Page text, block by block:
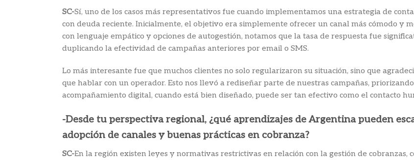
SC-Sí, uno de los casos más representativos fue cuando implementamos una estrategia de
con deuda reciente. Inicialmente, el objetivo era simplemente ofrecer un canal más cómodo y
con lenguaje empático y opciones de autogestión, notamos que la tasa de respuesta fue
duplicando la efectividad de campañas anteriores por email o SMS.
Lo más interesante fue que muchos clientes no solo regularizaron su situación, sino que
que hablar con un operador. Esto nos llevó a rediseñar parte de nuestras campañas,
acompañamiento digital, cuando está bien diseñado, puede ser tan efectivo como el contacto
-Desde tu perspectiva regional, ¿qué aprendizajes de Argentina pueden
adopción de canales y buenas prácticas en cobranza?
SC-En la región existen leyes y normativas restrictivas en relación con la gestión de cobranzas,